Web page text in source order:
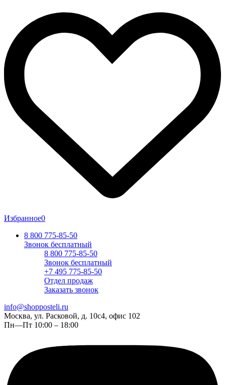
Избранное0
8 800 775-85-50
Звонок бесплатный
8 800 775-85-50
Звонок бесплатный
+7 495 775-85-50
Отдел продаж
Заказать звонок
info@shopposteli.ru
Москва, ул. Расковой, д. 10с4, офис 102
Пн—Пт 10:00 – 18:00